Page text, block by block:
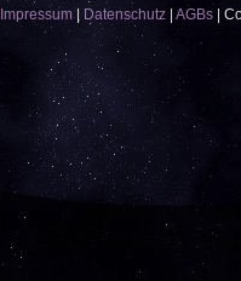
Impressum| Datenschutz | AGBs |